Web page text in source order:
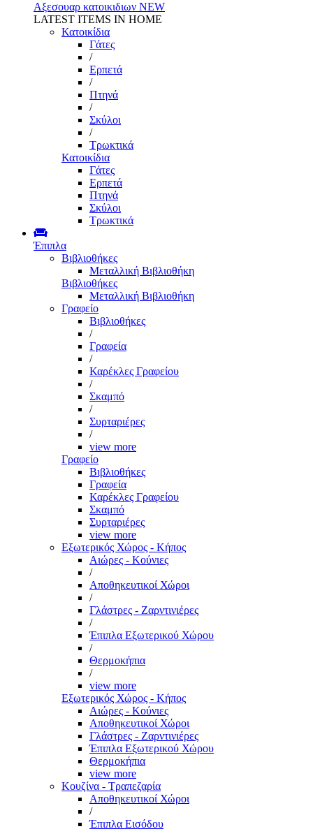
Αξεσουαρ κατοικιδιων NEW
LATEST ITEMS IN HOME
Κατοικίδια
Γάτες
/
Ερπετά
/
Πτηνά
/
Σκύλοι
/
Τρωκτικά
Κατοικίδια
Γάτες
Ερπετά
Πτηνά
Σκύλοι
Τρωκτικά
Έπιπλα
Βιβλιοθήκες
Μεταλλική Βιβλιοθήκη
Βιβλιοθήκες
Μεταλλική Βιβλιοθήκη
Γραφείο
Βιβλιοθήκες
/
Γραφεία
/
Καρέκλες Γραφείου
/
Σκαμπό
/
Συρταριέρες
/
view more
Γραφείο
Βιβλιοθήκες
Γραφεία
Καρέκλες Γραφείου
Σκαμπό
Συρταριέρες
view more
Εξωτερικός Χώρος - Κήπος
Αιώρες - Κούνιες
/
Αποθηκευτικοί Χώροι
/
Γλάστρες - Ζαρντινιέρες
/
Έπιπλα Εξωτερικού Χώρου
/
Θερμοκήπια
/
view more
Εξωτερικός Χώρος - Κήπος
Αιώρες - Κούνιες
Αποθηκευτικοί Χώροι
Γλάστρες - Ζαρντινιέρες
Έπιπλα Εξωτερικού Χώρου
Θερμοκήπια
view more
Κουζίνα - Τραπεζαρία
Αποθηκευτικοί Χώροι
/
Έπιπλα Εισόδου